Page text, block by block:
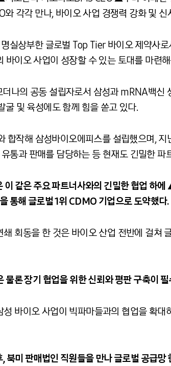
와 각각 만나, 바이오 사업 경쟁력 강화 및
실상부한 글로벌 Top Tier 바이오 제약사
바이오 사업이 성장할 수 있는 토대를 마련
더나의 공동 설립자로서 삼성과 mRNA백신
굴 및 육성에도 함께 힘을 쏟고 있다.
합작해 삼성바이오에피스를 설립했으며,지
통과 판매를 담당하는 등 현재도 긴밀한 파
이 같은 주요 파트너사와의 긴밀한 협업 하
통해 글로벌 1위 CDMO 기업으로 도약했다.
회동을 한 것은 바이오 산업 전반에 걸쳐
론 장기 협업을 위한 신뢰와 평판 구축이
바이오 사업이 빅파마들과의 협업을 확대
북미 판매법인 직원들을 만나 글로벌 공급망